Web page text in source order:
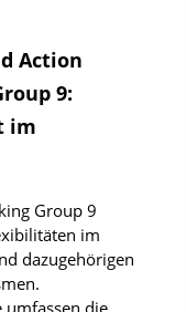
Action
9:
im
Group 9
im
dazugehörigen
umfassen die